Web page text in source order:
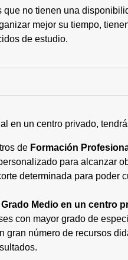
no tienen una
mejor su tiempo,
de estudio.
en un centro privado,
de Formación
para alcanzar
determinada para poder
Medio en un centro
con mayor grado de
gran número de recursos